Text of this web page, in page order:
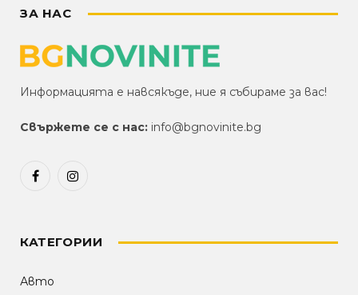
ЗА НАС
Информацията е навсякъде, ние я събираме за вас!
Свържете се с нас: info@bgnovinite.bg
FacebookInstagram
КАТЕГОРИИ
Авто